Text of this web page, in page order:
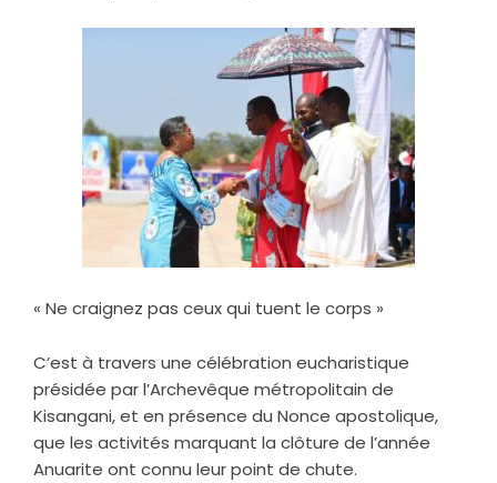
« Ne craignez pas ceux qui tuent le corps »
C’est à travers une célébration eucharistique
présidée par l’Archevêque métropolitain de
Kisangani, et en présence du Nonce apostolique,
que les activités marquant la clôture de l’année
Anuarite ont connu leur point de chute.